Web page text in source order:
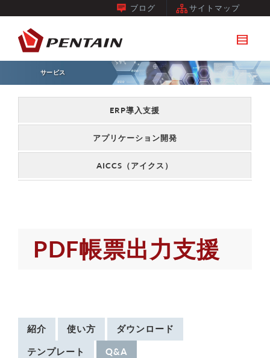
ブログ サイトマップ
サービス
ERP導入支援
アプリケーション開発
AICCS（アイクス）
PDF帳票出力支援
紹介 使い方
ダウンロード
テンプレート
Q&A